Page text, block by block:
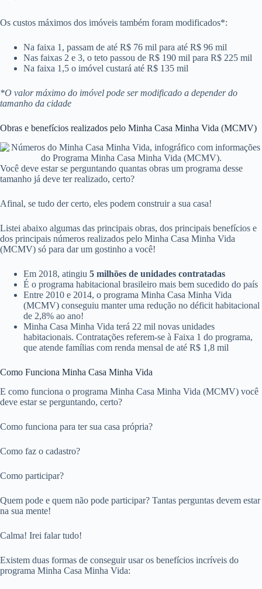
Os custos máximos dos imóveis também foram modificados*:
Na faixa 1, passam de até R$ 76 mil para até R$ 96 mil
Nas faixas 2 e 3, o teto passou de R$ 190 mil para R$ 225 mil
Na faixa 1,5 o imóvel custará até R$ 135 mil
*O valor máximo do imóvel pode ser modificado a depender do
tamanho da cidade
Obras e benefícios realizados pelo Minha Casa Minha Vida (MCMV)
Você deve estar se perguntando quantas obras um programa desse
tamanho já deve ter realizado, certo?
Afinal, se tudo der certo, eles podem construir a sua casa!
Listei abaixo algumas das principais obras, dos principais benefícios e
dos principais números realizados pelo Minha Casa Minha Vida
(MCMV) só para dar um gostinho a você!
Em 2018, atingiu 5 milhões de unidades contratadas
É o programa habitacional brasileiro mais bem sucedido do país
Entre 2010 e 2014, o programa Minha Casa Minha Vida
(MCMV) conseguiu manter uma redução no déficit habitacional
de 2,8% ao ano!
Minha Casa Minha Vida terá 22 mil novas unidades
habitacionais. Contratações referem-se à Faixa 1 do programa,
que atende famílias com renda mensal de até R$ 1,8 mil
Como Funciona Minha Casa Minha Vida
E como funciona o programa Minha Casa Minha Vida (MCMV) você
deve estar se perguntando, certo?
Como funciona para ter sua casa própria?
Como faz o cadastro?
Como participar?
Quem pode e quem não pode participar? Tantas perguntas devem estar
na sua mente!
Calma! Irei falar tudo!
Existem duas formas de conseguir usar os benefícios incríveis do
programa Minha Casa Minha Vida: